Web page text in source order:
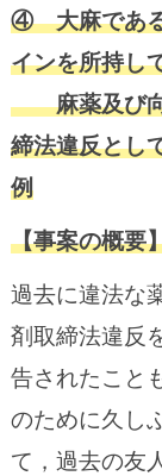
④ 大麻である
インを所持し
麻薬及び向
締法違反とし
例
【事案の概要
過去に違法な
剤取締法違反
告されたこと
のために久し
て，過去の友